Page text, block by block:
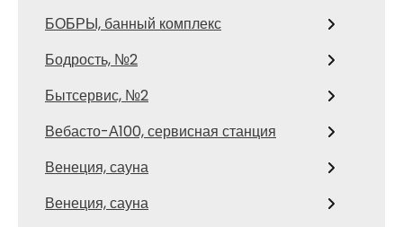
БОБРЫ, банный комплекс
Бодрость, №2
Бытсервис, №2
Вебасто-А100, сервисная станция
Венеция, сауна
Венеция, сауна